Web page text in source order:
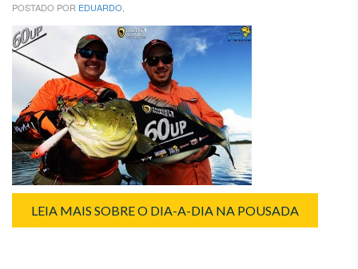
POSTADO POR EDUARDO,
LEIA MAIS SOBRE O DIA-A-DIA NA POUSADA